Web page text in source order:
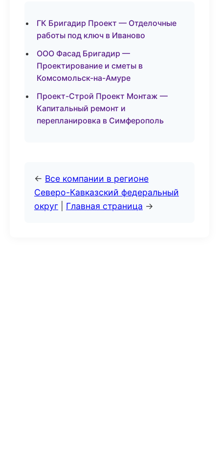
ГК Бригадир Проект — Отделочные
работы под ключ в Иваново
ООО Фасад Бригадир —
Проектирование и сметы в
Комсомольск-на-Амуре
Проект-Строй Проект Монтаж —
Капитальный ремонт и
перепланировка в Симферополь
← Все компании в регионе
Северо-Кавказский федеральный
округ
Главная страница →